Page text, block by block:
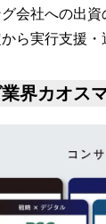
会社への出
ら実行支援
界カオス